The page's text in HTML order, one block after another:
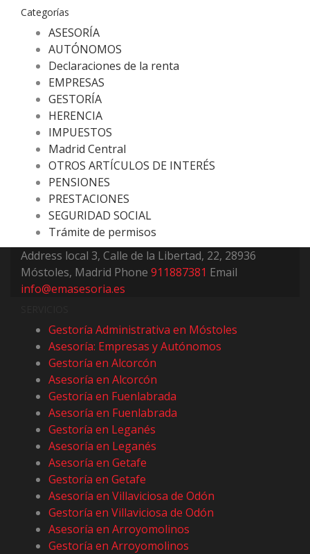
Categorías
ASESORÍA
AUTÓNOMOS
Declaraciones de la renta
EMPRESAS
GESTORÍA
HERENCIA
IMPUESTOS
Madrid Central
OTROS ARTÍCULOS DE INTERÉS
PENSIONES
PRESTACIONES
SEGURIDAD SOCIAL
Trámite de permisos
Address local 3, Calle de la Libertad, 22, 28936
Móstoles, Madrid Phone 911887381 Email
info@emasesoria.es
Gestoría Administrativa en Móstoles
Asesoría: Empresas y Autónomos
Gestoría en Alcorcón
Asesoría en Alcorcón
Gestoría en Fuenlabrada
Asesoría en Fuenlabrada
Gestoría en Leganés
Asesoría en Leganés
Asesoría en Getafe
Gestoría en Getafe
Asesoría en Villaviciosa de Odón
Gestoría en Villaviciosa de Odón
Asesoría en Arroyomolinos
Gestoría en Arroyomolinos